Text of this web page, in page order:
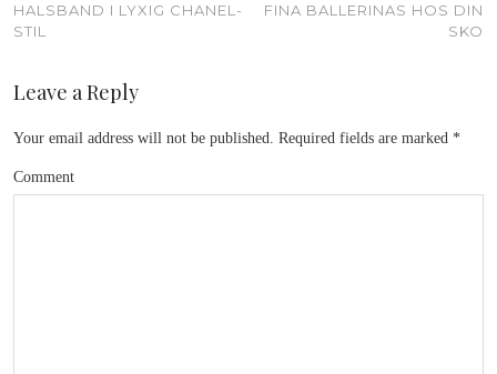
HALSBAND I LYXIG CHANEL-
STIL
FINA BALLERINAS HOS DIN
SKO
Leave a Reply
Your email address will not be published. Required fields are marked *
Comment